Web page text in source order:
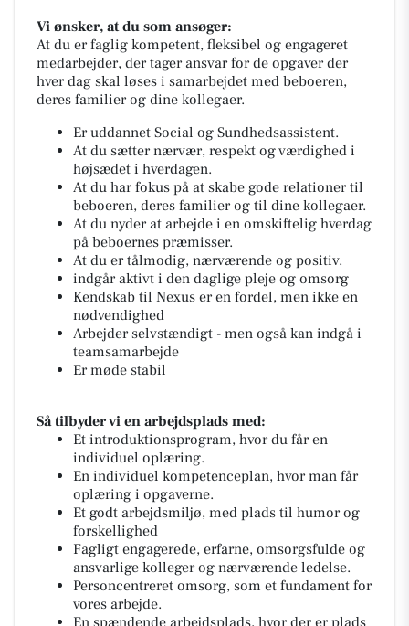
Vi ønsker, at du som ansøger:
At du er faglig kompetent, fleksibel og engageret
medarbejder, der tager ansvar for de opgaver der
hver dag skal løses i samarbejdet med beboeren,
deres familier og dine kollegaer.
Er uddannet Social og Sundhedsassistent.
At du sætter nærvær, respekt og værdighed i
højsædet i hverdagen.
At du har fokus på at skabe gode relationer til
beboeren, deres familier og til dine kollegaer.
At du nyder at arbejde i en omskiftelig hverdag
på beboernes præmisser.
At du er tålmodig, nærværende og positiv.
indgår aktivt i den daglige pleje og omsorg
Kendskab til Nexus er en fordel, men ikke en
nødvendighed
Arbejder selvstændigt - men også kan indgå i
teamsamarbejde
Er møde stabil
Så tilbyder vi en arbejdsplads med:
Et introduktionsprogram, hvor du får en
individuel oplæring.
En individuel kompetenceplan, hvor man får
oplæring i opgaverne.
Et godt arbejdsmiljø, med plads til humor og
forskellighed
Fagligt engagerede, erfarne, omsorgsfulde og
ansvarlige kolleger og nærværende ledelse.
Personcentreret omsorg, som et fundament for
vores arbejde.
En spændende arbejdsplads, hvor der er plads